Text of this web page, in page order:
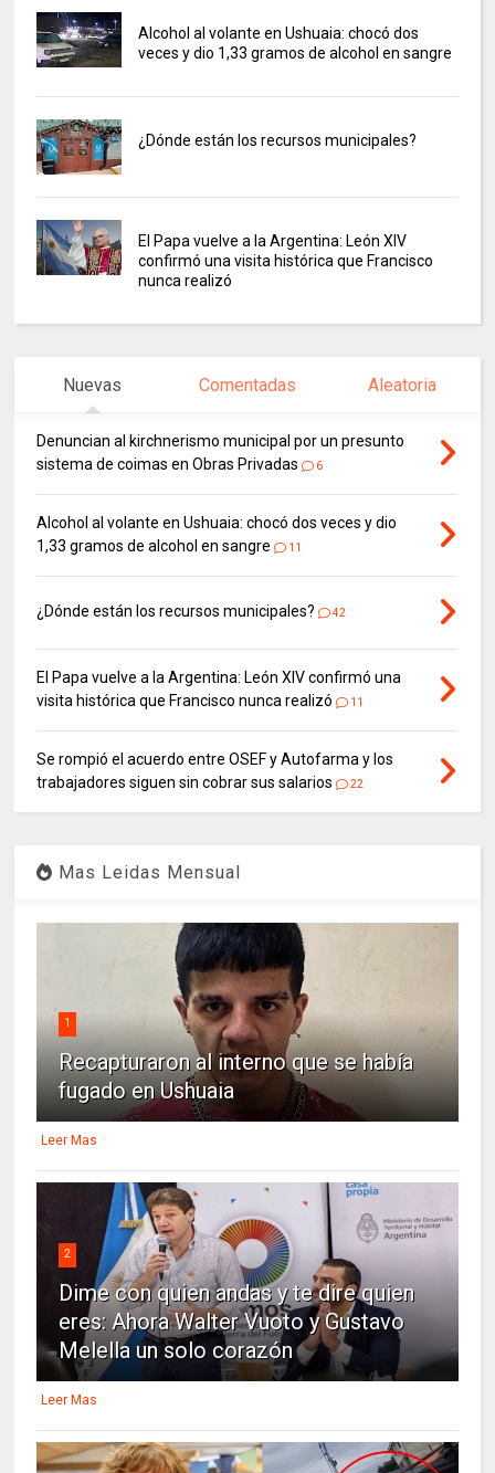
Alcohol al volante en Ushuaia: chocó dos
veces y dio 1,33 gramos de alcohol en sangre
¿Dónde están los recursos municipales?
El Papa vuelve a la Argentina: León XIV
confirmó una visita histórica que Francisco
nunca realizó
Nuevas Comentadas Aleatoria
Denuncian al kirchnerismo municipal por un presunto
sistema de coimas en Obras Privadas
6
Alcohol al volante en Ushuaia: chocó dos veces y dio
1,33 gramos de alcohol en sangre
11
¿Dónde están los recursos municipales? 42
El Papa vuelve a la Argentina: León XIV confirmó una
visita histórica que Francisco nunca realizó
11
Se rompió el acuerdo entre OSEF y Autofarma y los
trabajadores siguen sin cobrar sus salarios
22
Mas Leidas Mensual
1
Recapturaron al interno que se había
fugado en Ushuaia
Leer Mas
2
Dime con quien andas y te dire quien
eres: Ahora Walter Vuoto y Gustavo
Melella un solo corazón
Leer Mas